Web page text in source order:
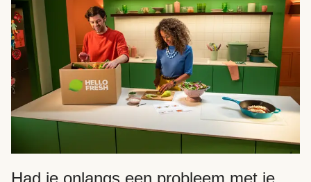
Had je onlangs een probleem met je